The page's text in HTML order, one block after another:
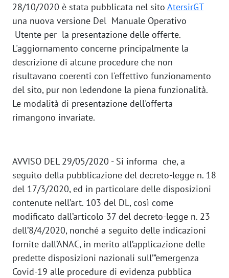
28/10/2020 è stata pubblicata nel sito AtersirGT
una nuova versione Del Manuale Operativo
Utente per la presentazione delle offerte.
L'aggiornamento concerne principalmente la
descrizione di alcune procedure che non
risultavano coerenti con l'effettivo funzionamento
del sito, pur non ledendone la piena funzionalità.
Le modalità di presentazione dell'offerta
rimangono invariate.
AVVISO DEL 29/05/2020 - Si informa che, a
seguito della pubblicazione del decreto-legge n. 18
del 17/3/2020, ed in particolare delle disposizioni
contenute nell’art. 103 del DL, così come
modificato dall’articolo 37 del decreto-legge n. 23
dell’8/4/2020, nonché a seguito delle indicazioni
fornite dall’ANAC, in merito all’applicazione delle
predette disposizioni nazionali sull’”emergenza
Covid-19 alle procedure di evidenza pubblica